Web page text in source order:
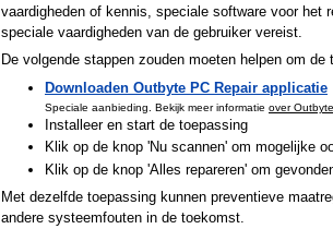
vaardigheden of kennis, speciale software voor het
speciale vaardigheden van de gebruiker vereist.
De volgende stappen zouden moeten helpen om
Downloaden Outbyte PC Repair applicatie
Speciale aanbieding. Bekijk meer informatie over Outbyte
Installeer en start de toepassing
Klik op de knop 'Nu scannen' om mogelijke
Klik op de knop 'Alles repareren' om
Met dezelfde toepassing kunnen preventieve
andere systeemfouten in de toekomst.